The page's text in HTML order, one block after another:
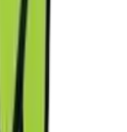
の事業所